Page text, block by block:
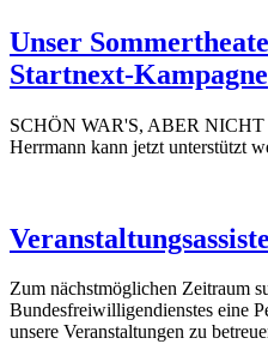
Unser
Startnext-Kampagne
SCHÖN WAR'S, ABER
Herrmann kann jetzt unterstützt
Zum nächstmöglichen Zeitraum
Bundesfreiwilligendienstes eine
unsere Veranstaltungen zu